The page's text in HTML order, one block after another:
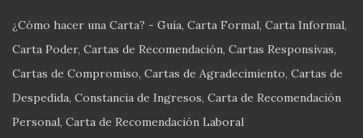
¿Cómo hacer una Carta? - Guía Carta Formal Carta Informal
Carta Poder Cartas de Recomendación Cartas Responsivas
Cartas de Compromiso Cartas de Agradecimiento Cartas de
Despedida Constancia de Ingresos Carta de Recomendación
Personal Carta de Recomendación Laboral